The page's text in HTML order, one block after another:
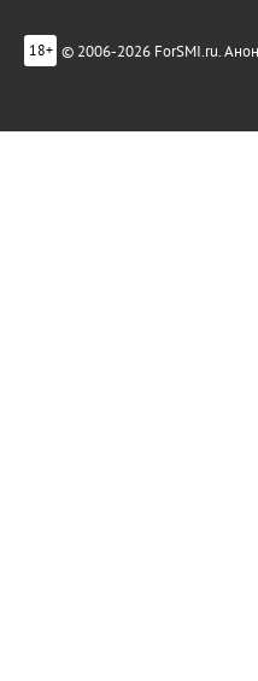
18+ © 2006-2026 ForSMI.ru.